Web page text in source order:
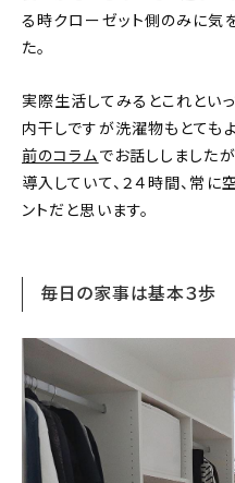
る時クローゼット側のみに気
た。
実際生活してみるとこれとい
内干しですが洗濯物もとても
前のコラムでお話ししました
導入していて、２４時間、常
ントだと思います。
毎日の家事は基本３歩